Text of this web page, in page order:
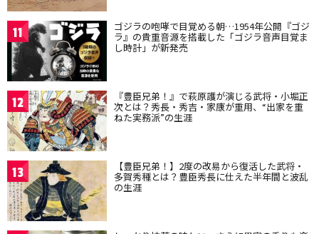
11 ゴジラの咆哮で目覚める朝…1954年公開『ゴジ
ラ』の貴重音源を搭載した「ゴジラ音声目覚ま
し時計」が新発売
12 『豊臣兄弟！』で萩原護が演じる武将・小堀正
次とは？秀長・秀吉・家康が重用、“出家を重
ねた実務派”の生涯
13 【豊臣兄弟！】2度の改易から復活した武将・
多賀秀種とは？豊臣秀長に仕えた半年間と波乱
の生涯